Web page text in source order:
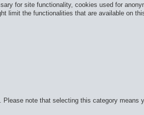
for site functionality, cookies used for
limit the functionalities that are available on
note that selecting this category means